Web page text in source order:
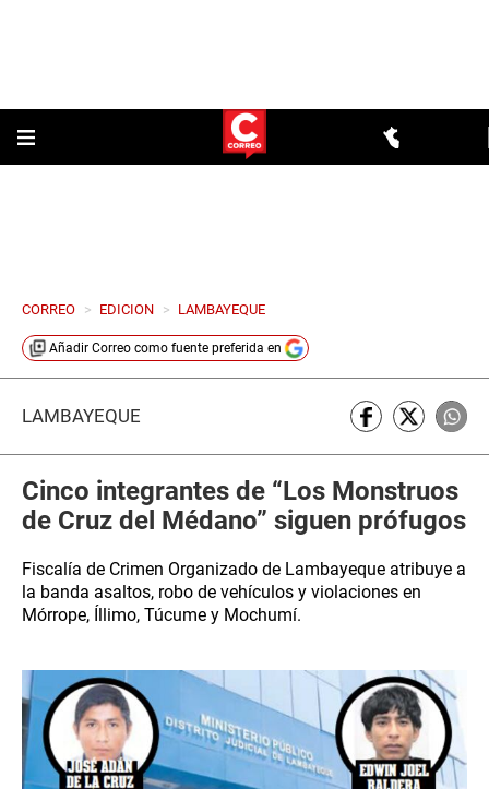
CORREO > EDICION > LAMBAYEQUE
Añadir Correo como fuente preferida en
LAMBAYEQUE
Cinco integrantes de “Los Monstruos
de Cruz del Médano” siguen prófugos
Fiscalía de Crimen Organizado de Lambayeque atribuye a
la banda asaltos, robo de vehículos y violaciones en
Mórrope, Íllimo, Túcume y Mochumí.